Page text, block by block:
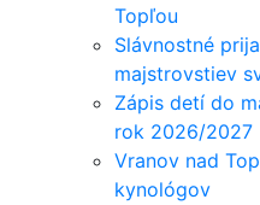
Topľou
Slávnostné
majstrovstiev
Zápis detí do
rok 2026/2027
Vranov nad
kynológov